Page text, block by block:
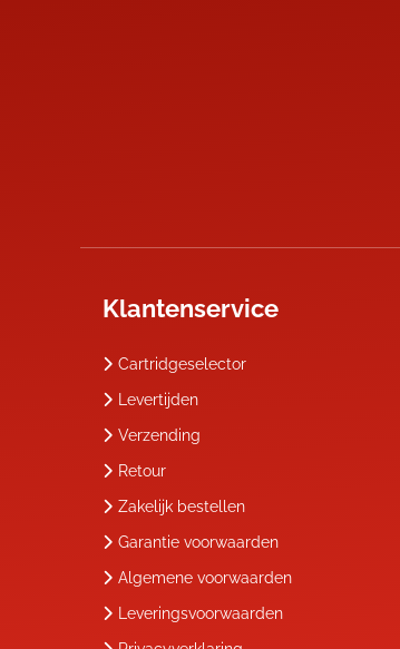
Klantenservice
Cartridgeselector
Levertijden
Verzending
Retour
Zakelijk bestellen
Garantie voorwaarden
Algemene voorwaarden
Leveringsvoorwaarden